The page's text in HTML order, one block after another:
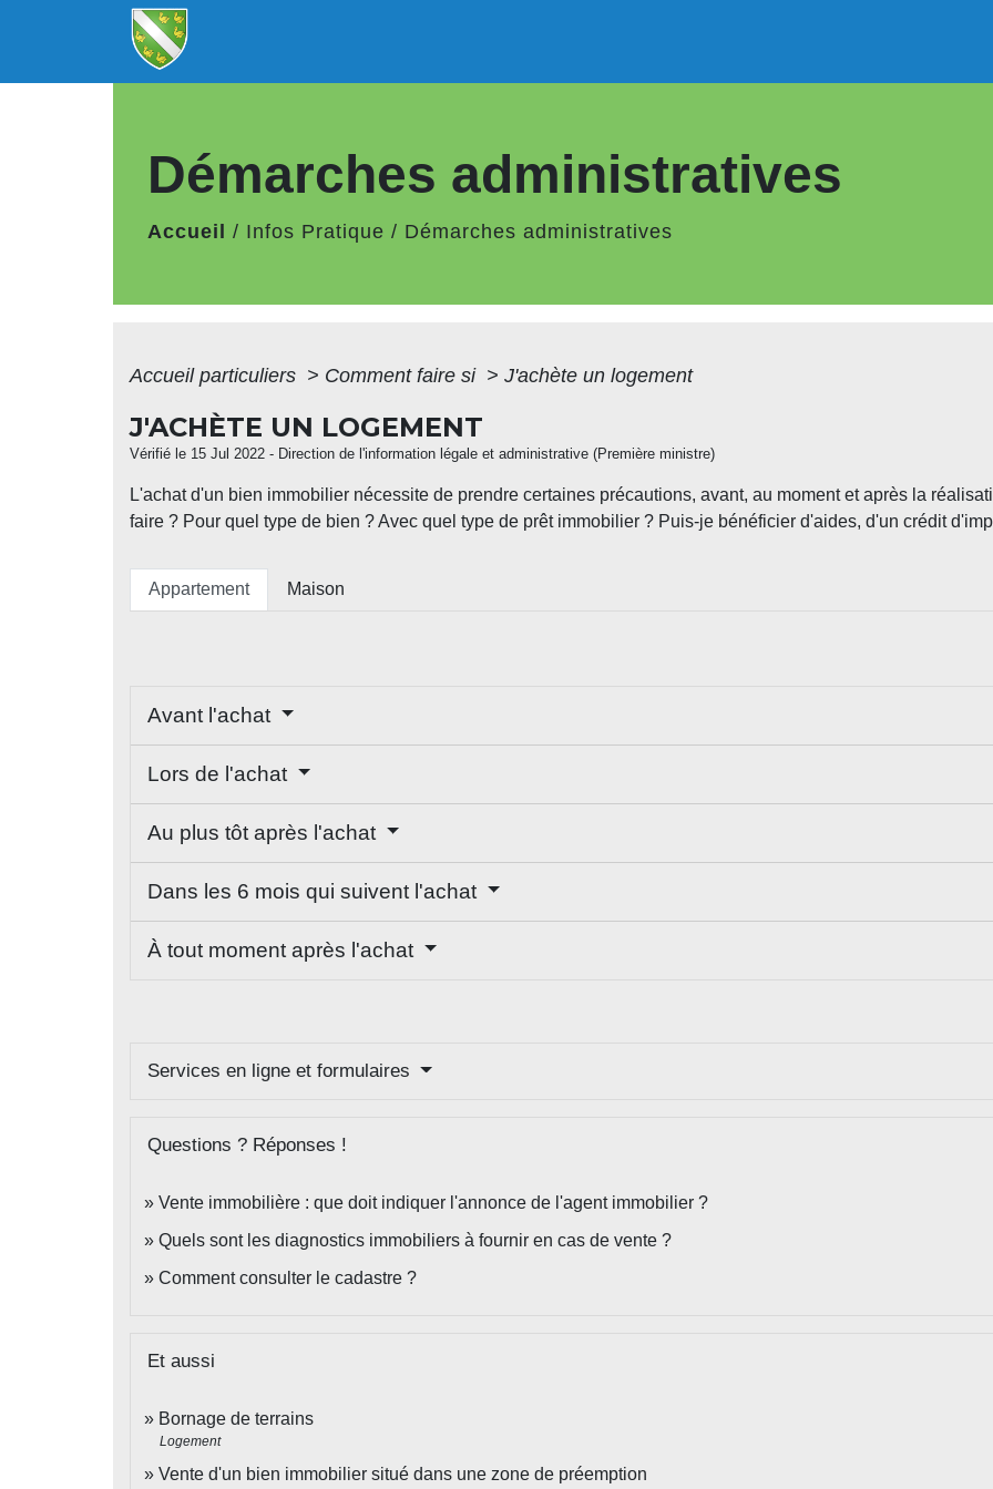
Démarches administratives
Accueil / Infos Pratique / Démarches administratives
Accueil particuliers > Comment faire si > J'achète un logement
J'ACHÈTE UN LOGEMENT
Vérifié le 15 Jul 2022 - Direction de l'information légale et administrative (Première ministre)
L'achat d'un bien immobilier nécessite de prendre certaines précautions, avant, au moment et après la
faire ? Pour quel type de bien ? Avec quel type de prêt immobilier ? Puis-je bénéficier d'aides, d'un crédit
Appartement Maison
Avant l'achat
Lors de l'achat
Au plus tôt après l'achat
Dans les 6 mois qui suivent l'achat
À tout moment après l'achat
Services en ligne et formulaires
Questions ? Réponses !
Vente immobilière : que doit indiquer l'annonce de l'agent immobilier ?
Quels sont les diagnostics immobiliers à fournir en cas de vente ?
Comment consulter le cadastre ?
Et aussi
Bornage de terrains
Logement
Vente d'un bien immobilier situé dans une zone de préemption